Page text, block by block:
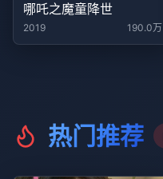
哪吒之魔童降世
2019 190.0万
热门推荐